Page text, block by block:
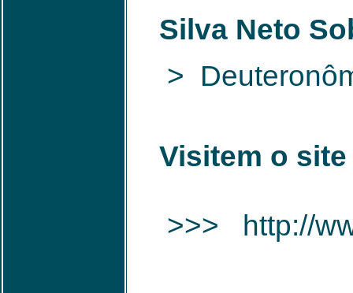
Silva Neto
>
Visitem o
>>> http://